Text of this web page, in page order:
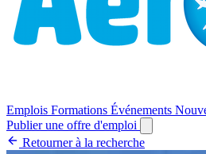
Emplois Formations Événements
Publier une offre d'emploi
Retourner à la recherche